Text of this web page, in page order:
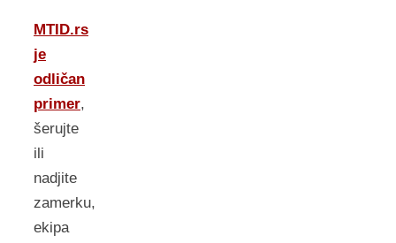
MTID.rs
je
odličan
primer,
šerujte
ili
nadjite
zamerku,
ekipa